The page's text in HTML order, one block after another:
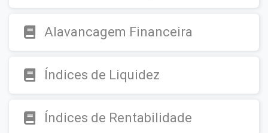
Alavancagem Financeira
Índices de Liquidez
Índices de Rentabilidade